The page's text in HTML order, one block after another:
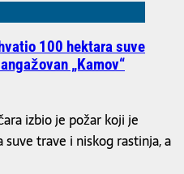
100 hektara suve
„Kamov“
izbio je požar koji je
trave i niskog rastinja, a